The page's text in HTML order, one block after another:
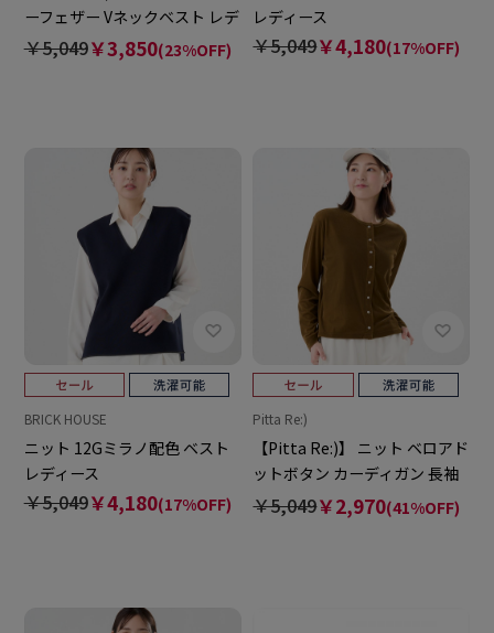
ーフェザー Vネックベスト レデ
ィース
￥5,049￥3,850(23%OFF)
レディース
￥5,049￥4,180(17%OFF)
BRICK HOUSE
ニット 12Gミラノ配色 ベスト
レディース
￥5,049￥4,180(17%OFF)
Pitta Re:)
【Pitta Re:)】 ニット ベロアド
ットボタン カーディガン 長袖
レディース
￥5,049￥2,970(41%OFF)